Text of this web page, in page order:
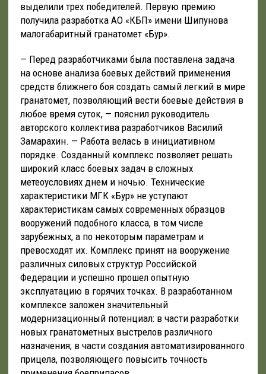
выделили трех победителей. Первую премию
получила разработка АО «КБП» имени Шипунова
малогабаритный гранатомет «Бур».
— Перед разработчиками была поставлена задача
на основе анализа боевых действий применения
средств ближнего боя создать самый легкий в мире
гранатомет, позволяющий вести боевые действия в
любое время суток, — пояснил руководитель
авторского коллектива разработчиков Василий
Замарахин. — Работа велась в инициативном
порядке. Созданный комплекс позволяет решать
широкий класс боевых задач в сложных
метеоусловиях днем и ночью. Технические
характеристики МГК «Бур» не уступают
характеристикам самых современных образцов
вооружений подобного класса, в том числе
зарубежных, а по некоторым параметрам и
превосходят их. Комплекс принят на вооружение
различных силовых структур Российской
Федерации и успешно прошел опытную
эксплуатацию в горячих точках. В разработанном
комплексе заложен значительный
модернизационный потенциал: в части разработки
новых гранатометных выстрелов различного
назначения; в части создания автоматизированного
прицела, позволяющего повысить точность